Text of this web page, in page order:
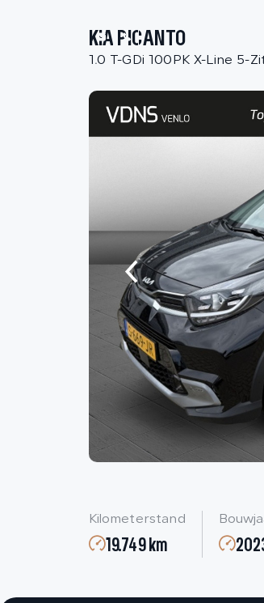
KIA PICANTO
1.0 T-GDi 100PK X-Line 5-
Kilometerstand
19.749 km